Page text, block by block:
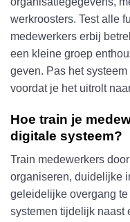
werkroosters. Test alle
medewerkers erbij
een kleine groep
geven. Pas het
voordat je het uitrolt
Hoe train je
digitale systeem?
Train medewerkers
organiseren, duidelijke
geleidelijke overgang
systemen tijdelijk naast